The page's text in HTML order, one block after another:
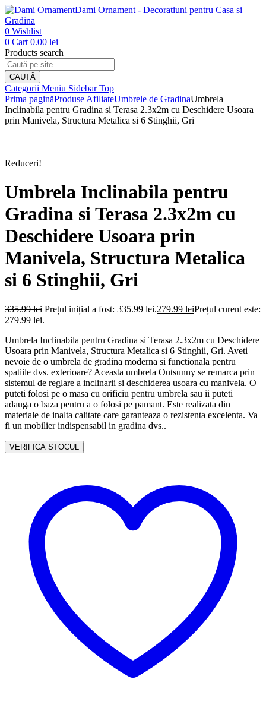
Dami Ornament - Decoratiuni pentru Casa si
Gradina
0 Wishlist
0 Cart 0.00 lei
Products search
CAUTĂ
Categorii Meniu Sidebar Top
Prima paginăProduse AfiliateUmbrele de GradinaUmbrela
Inclinabila pentru Gradina si Terasa 2.3x2m cu Deschidere Usoara
prin Manivela, Structura Metalica si 6 Stinghii, Gri
Reduceri!
Umbrela Inclinabila pentru
Gradina si Terasa 2.3x2m cu
Deschidere Usoara prin
Manivela, Structura Metalica
si 6 Stinghii, Gri
335.99lei Prețul inițial a fost: 335.99 lei.279.99 leiPrețul curent este:
279.99 lei.
Umbrela Inclinabila pentru Gradina si Terasa 2.3x2m cu Deschidere
Usoara prin Manivela, Structura Metalica si 6 Stinghii, Gri. Aveti
nevoie de o umbrela de gradina moderna si functionala pentru
spatiile dvs. exterioare? Aceasta umbrela Outsunny se remarca prin
sistemul de reglare a inclinarii si deschiderea usoara cu manivela. O
puteti folosi pe o masa cu orificiu pentru umbrela sau ii puteti
adauga o baza pentru a o folosi pe pamant. Este realizata din
materiale de inalta calitate care garanteaza o rezistenta excelenta. Va
fi un mobilier indispensabil in gradina dvs..
VERIFICA STOCUL